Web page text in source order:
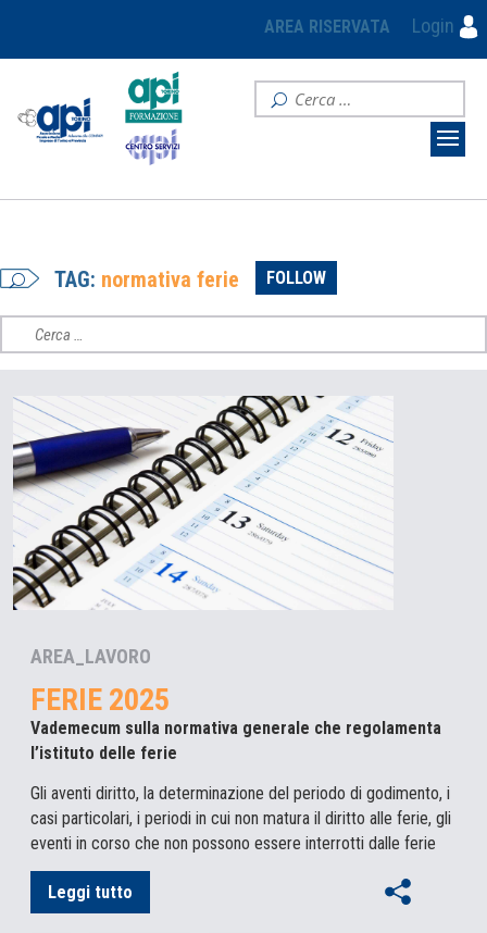
AREA RISERVATA Login
TAG: normativa ferie FOLLOW
AREA_LAVORO
FERIE 2025
Vademecum sulla normativa generale che regolamenta
l’istituto delle ferie
Gli aventi diritto, la determinazione del periodo di godimento, i
casi particolari, i periodi in cui non matura il diritto alle ferie, gli
eventi in corso che non possono essere interrotti dalle ferie
Leggi tutto